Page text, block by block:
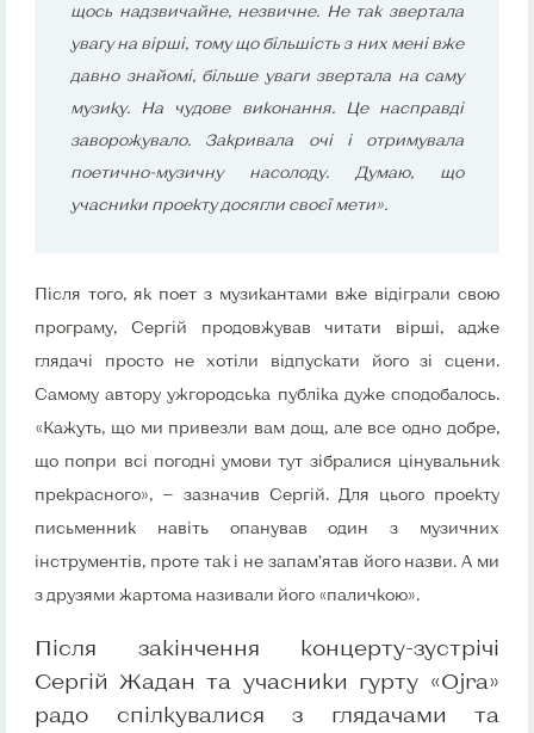
щось надзвичайне, незвичне. Не так звертала
увагу на вірші, тому що більшість з них мені вже
давно знайомі, більше уваги звертала на саму
музику. На чудове виконання. Це насправді
заворожувало. Закривала очі і отримувала
поетично-музичну насолоду. Думаю, що
учасники проекту досягли своєї мети».
Після того, як поет з музикантами вже відіграли свою
програму, Сергій продовжував читати вірші, адже
глядачі просто не хотіли відпускати його зі сцени.
Самому автору ужгородська публіка дуже сподобалось.
«Кажуть, що ми привезли вам дощ, але все одно добре,
що попри всі погодні умови тут зібралися цінувальник
прекрасного», — зазначив Сергій. Для цього проекту
письменник навіть опанував один з музичних
інструментів, проте так і не запам’ятав його назви. А ми
з друзями жартома називали його «паличкою».
Після закінчення концерту-зустрічі
Сергій Жадан та учасники гурту «Ojra»
радо спілкувалися з глядачами та